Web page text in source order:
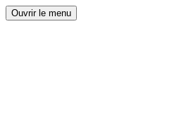
Ouvrir le menu